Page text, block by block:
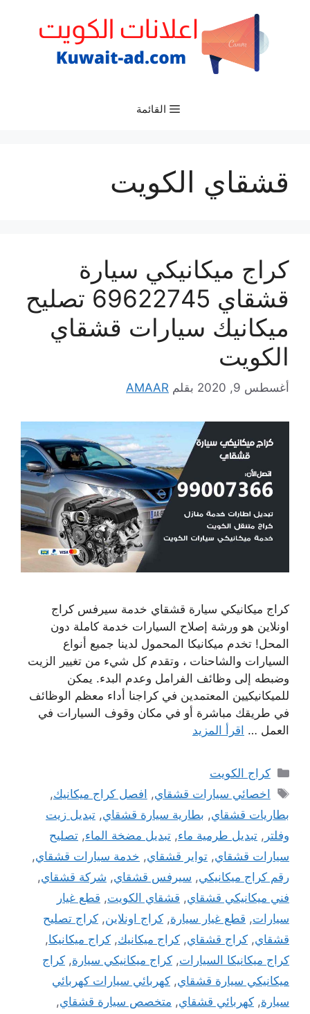
القائمة
قشقاي الكويت
كراج ميكانيكي سيارة
قشقاي 69622745 تصليح
ميكانيك سيارات قشقاي
الكويت
أغسطس 9, 2020 بقلم AMAAR
كراج ميكانيكي سيارة قشقاي خدمة سيرفس كراج
اونلاين هو ورشة إصلاح السيارات خدمة كاملة دون
المحل! تخدم ميكانيكا المحمول لدينا جميع أنواع
السيارات والشاحنات ، وتقدم كل شيء من تغيير الزيت
وضبطه إلى وظائف الفرامل وعدم البدء. يمكن
للميكانيكيين المعتمدين في كراجنا أداء معظم الوظائف
في طريقك مباشرة أو في مكان وقوف السيارات في
العمل … اقرأ المزيد
التصنيفات
كراج الكويت
الوسوم
اخصائي سيارات قشقاي, افصل كراج ميكانيك,
بطاريات قشقاي, بطارية سيارة قشقاي, تبديل زيت
وفلتر , تبديل طرمية ماء, تبديل مضخة الماء, تصليح
سيارات قشقاي, تواير قشقاي, خدمة سيارات قشقاي,
رقم كراج ميكانيكي, سيرفس قشقاي, شركة قشقاي,
فني ميكانيكي قشقاي, قشقاي الكويت, قطع غيار
سيارات, قطع غيار سيارة, كراج اونلاين, كراج تصليح
قشقاي, كراج قشقاي, كراج ميكانيك, كراج ميكانيكا,
كراج ميكانيكا السيارات, كراج ميكانيكي سيارة, كراج
ميكانيكي سيارة قشقاي, كهربائي سيارات كهربائي
سيارة, كهربائي قشقاي, متخصص سيارة قشقاي,